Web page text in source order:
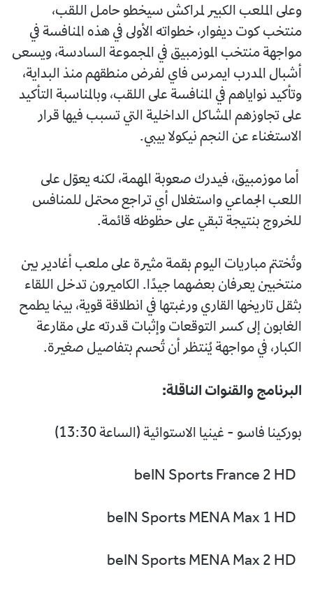
وعلى الملعب الكبير لمراكش سيخطو حامل اللقب،
منتخب كوت ديفوار، خطواته الأولى في هذه المنافسة في
مواجهة منتخب الموزمبيق في المجموعة السادسة، ويسعى
أشبال المدرب ايمرس فاي لفرض منطقهم منذ البداية،
وتأكيد نواياهم في المنافسة على اللقب، وبالمناسبة التأكيد
على تجاوزهم المشاكل الداخلية التي تسبب فيها قرار
الاستغناء عن النجم نيكولا بيبي.
أما موزمبيق، فيدرك صعوبة المهمة، لكنه يعوّل على
اللعب الجماعي واستغلال أي تراجع محتمل للمنافس
للخروج بنتيجة تبقي على حظوظه قائمة.
وتُختتم مباريات اليوم بقمة مثيرة على ملعب أغادير بين
منتخبين يعرفان بعضهما جيدًا. الكاميرون تدخل اللقاء
بثقل تاريخها القاري ورغبتها في انطلاقة قوية، بينما يطمح
الغابون إلى كسر التوقعات وإثبات قدرته على مقارعة
الكبار، في مواجهة يُنتظر أن تُحسم بتفاصيل صغيرة.
البرنامج والقنوات الناقلة:
بوركينا فاسو - غينيا الاستوائية (الساعة 13:30)